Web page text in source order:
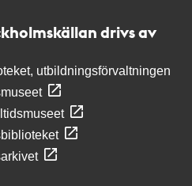
drivs av
utbildningsförvaltningen